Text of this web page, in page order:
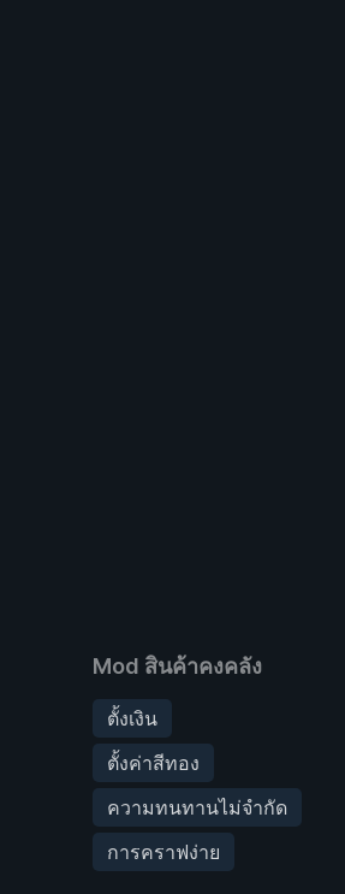
Mod สินค้าคงคลัง
ตั้งเงิน
ตั้งค่าสีทอง
ความทนทานไม่จำกัด
การคราฟง่าย